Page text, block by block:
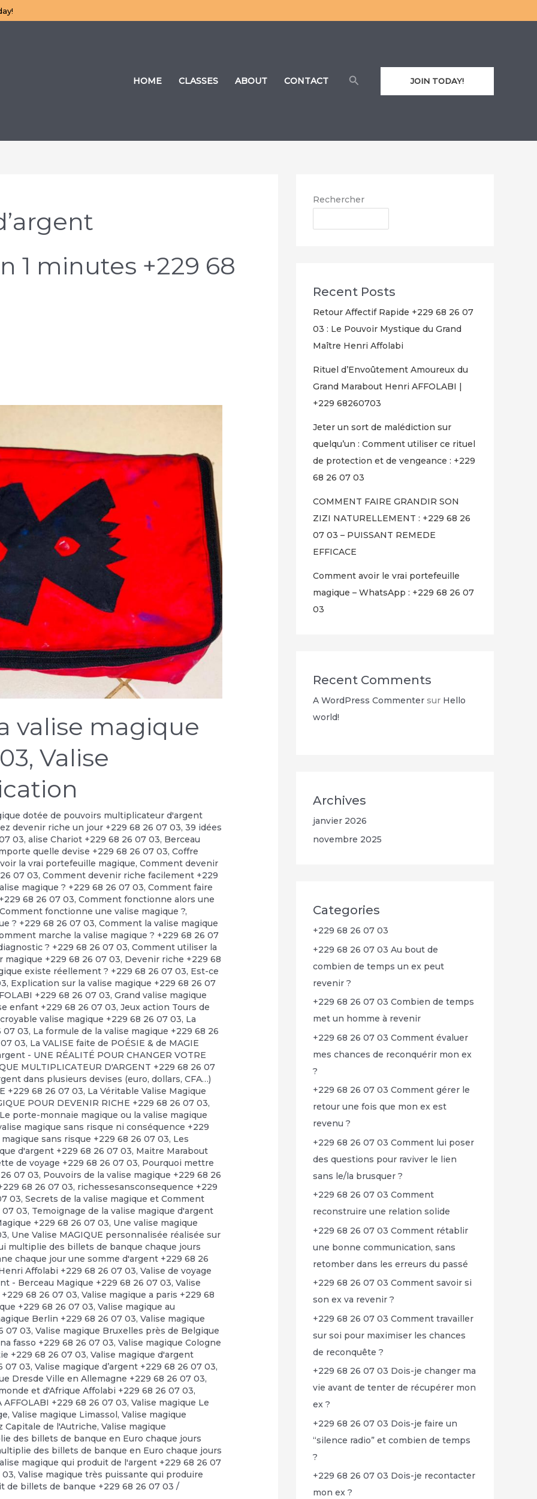
HOME CLASSES ABOUT CONTACT RechercherJOIN TODAY!
1 minutes +229 68
valise magique
Valise
dotée de pouvoirs multiplicateur d'argent
devenir riche un jour +229 68 26 07 03,39 idées
03,alise Chariot +229 68 26 07 03, Berceau
quelle devise +229 68 26 07 03,Coffre
la vrai portefeuille magique,Comment devenir
07 03,Comment devenir riche facilement +229
magique ? +229 68 26 07 03,Comment faire
68 26 07 03,Comment fonctionne alors une
Comment fonctionne une valise magique ?,
? +229 68 26 07 03,Comment la valise magique
marche la valise magique ? +229 68 26 07
? +229 68 26 07 03,Comment utiliser la
magique +229 68 26 07 03, Devenir riche +229 68
existe réellement ? +229 68 26 07 03, Est-ce
, Explication sur la valise magique +229 68 26 07
+229 68 26 07 03,Grand valise magique
enfant +229 68 26 07 03,Jeux action Tours de
valise magique +229 68 26 07 03, La
07 03, La formule de la valise magique +229 68 26
03, La VALISE faite de POÉSIE & de MAGIE
- UNE RÉALITÉ POUR CHANGER VOTRE
MULTIPLICATEUR D'ARGENT +229 68 26 07
dans plusieurs devises (euro, dollars, CFA…)
+229 68 26 07 03, La Véritable Valise Magique
POUR DEVENIR RICHE +229 68 26 07 03,
Le porte-monnaie magique ou la valise magique
magique sans risque ni conséquence +229
sans risque +229 68 26 07 03, Les
d'argent +229 68 26 07 03, Maitre Marabout
de voyage +229 68 26 07 03, Pourquoi mettre
07 03, Pouvoirs de la valise magique +229 68 26
68 26 07 03, richessesansconsequence +229
03,Secrets de la valise magique et Comment
07 03, Temoignage de la valise magique d'argent
+229 68 26 07 03, Une valise magique
, Une Valise MAGIQUE personnalisée réalisée sur
multiplie des billets de banque chaque jours
chaque jour une somme d'argent +229 68 26
Affolabi +229 68 26 07 03,Valise de voyage
- Berceau Magique +229 68 26 07 03,Valise
68 26 07 03,Valise magique a paris +229 68
+229 68 26 07 03,Valise magique au
Berlin +229 68 26 07 03,Valise magique
07 03,Valise magique Bruxelles près de Belgique
fasso +229 68 26 07 03,Valise magique Cologne
+229 68 26 07 03,Valise magique d'argent
07 03,Valise magique d’argent +229 68 26 07 03,
Dresde Ville en Allemagne +229 68 26 07 03,
et d'Afrique Affolabi +229 68 26 07 03,
+229 68 26 07 03,Valise magique Le
,Valise magique Limassol,Valise magique
Capitale de l'Autriche,Valise magique
des billets de banque en Euro chaque jours
des billets de banque en Euro chaque jours
magique qui produit de l'argent +229 68 26 07
03,Valise magique très puissante qui produire
de billets de banque +229 68 26 07 03 /
Rechercher
Recent Posts
Retour Affectif Rapide +229 68 26 07
03 : Le Pouvoir Mystique du Grand
Maître Henri Affolabi
Rituel d’Envoûtement Amoureux du
Grand Marabout Henri AFFOLABI |
+229 68260703
Jeter un sort de malédiction sur
quelqu’un : Comment utiliser ce rituel
de protection et de vengeance : +229
68 26 07 03
COMMENT FAIRE GRANDIR SON
ZIZI NATURELLEMENT : +229 68 26
07 03 – PUISSANT REMEDE
EFFICACE
Comment avoir le vrai portefeuille
magique – WhatsApp : +229 68 26 07
03
Recent Comments
A WordPress Commenter sur Hello
world!
Archives
janvier 2026
novembre 2025
Categories
+229 68 26 07 03
+229 68 26 07 03 Au bout de
combien de temps un ex peut
revenir ?
+229 68 26 07 03 Combien de temps
met un homme à revenir
+229 68 26 07 03 Comment évaluer
mes chances de reconquérir mon ex
?
+229 68 26 07 03 Comment gérer le
retour une fois que mon ex est
revenu ?
+229 68 26 07 03 Comment lui poser
des questions pour raviver le lien
sans le/la brusquer ?
+229 68 26 07 03 Comment
reconstruire une relation solide
+229 68 26 07 03 Comment rétablir
une bonne communication, sans
retomber dans les erreurs du passé
+229 68 26 07 03 Comment savoir si
son ex va revenir ?
+229 68 26 07 03 Comment travailler
sur soi pour maximiser les chances
de reconquête ?
+229 68 26 07 03 Dois-je changer ma
vie avant de tenter de récupérer mon
ex ?
+229 68 26 07 03 Dois-je faire un
“silence radio” et combien de temps
?
+229 68 26 07 03 Dois-je recontacter
mon ex ?